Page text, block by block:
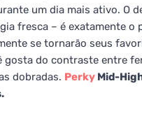
um dia mais ativo. O
fresca – é exatamente
se tornarão seus
gosta do contraste entre
dobradas. Perky Mid-